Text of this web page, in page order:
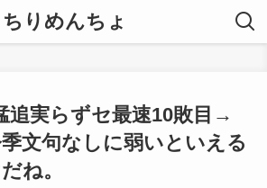
ちりめんちょ
追実らずセ最速10敗目→
文句なしに弱いといえる
ね。